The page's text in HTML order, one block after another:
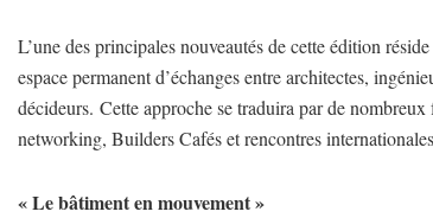
L’une des principales nouveautés de cette édition
espace permanent d’échanges entre architectes,
décideurs. Cette approche se traduira par de
networking, Builders Cafés et rencontres
« Le bâtiment en mouvement »